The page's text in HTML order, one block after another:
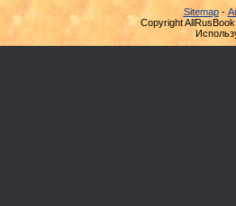
Sitemap-
Copyright